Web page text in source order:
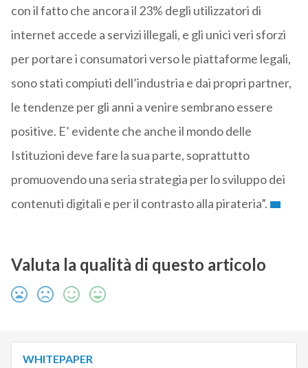
con il fatto che ancora il 23% degli utilizzatori di
internet accede a servizi illegali, e gli unici veri sforzi
per portare i consumatori verso le piattaforme legali,
sono stati compiuti dell’industria e dai propri partner,
le tendenze per gli anni a venire sembrano essere
positive. E’ evidente che anche il mondo delle
Istituzioni deve fare la sua parte, soprattutto
promuovendo una seria strategia per lo sviluppo dei
contenuti digitali e per il contrasto alla pirateria”.
Valuta la qualità di questo articolo
WHITEPAPER